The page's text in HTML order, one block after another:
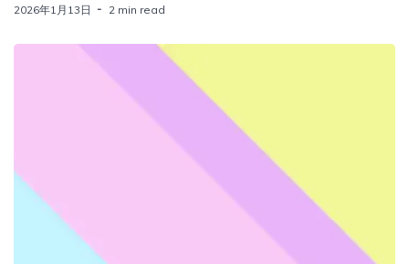
2026年1月13日 2 min read